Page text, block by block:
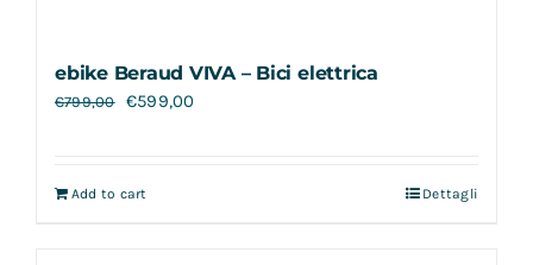
ebike Beraud VIVA – Bici elettrica
€799,00 €599,00
Add to cart Dettagli